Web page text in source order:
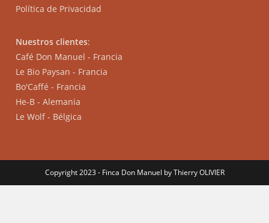
Política de Privacidad
Nuestros clientes:
Café Don Manuel - Francia
Le Bio Paysan - Francia
Bo'Caffé - Francia
He-B - Alemania
Le Wolf - Bélgica
Copyright 2023 - Finca Don Manuel by Thierry OLIVIER